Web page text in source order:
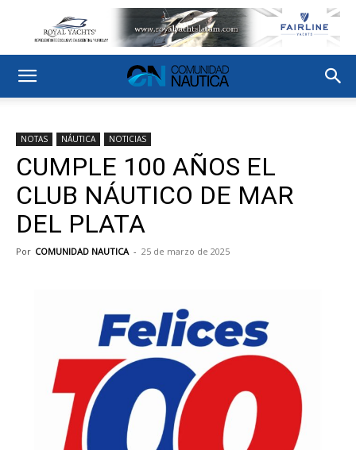
NOTAS NÁUTICA NOTICIAS
CUMPLE 100 AÑOS EL
CLUB NÁUTICO DE MAR
DEL PLATA
Por COMUNIDAD NAUTICA - 25 de marzo de 2025